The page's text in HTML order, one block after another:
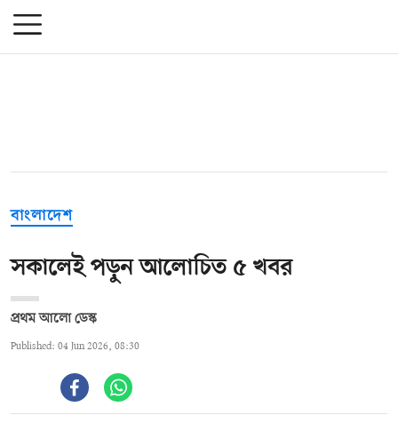
বাংলাদেশ
সকালেই পড়ুন আলোচিত ৫ খবর
প্রথম আলো ডেস্ক
Published: 04 Jun 2026, 08:30